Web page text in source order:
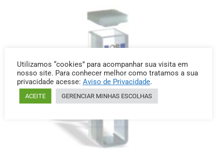
Utilizamos “cookies” para acompanhar sua visita em
nosso site. Para conhecer melhor como tratamos a sua
privacidade acesse: Aviso de Privacidade.
ACEITE GERENCIAR MINHAS ESCOLHAS